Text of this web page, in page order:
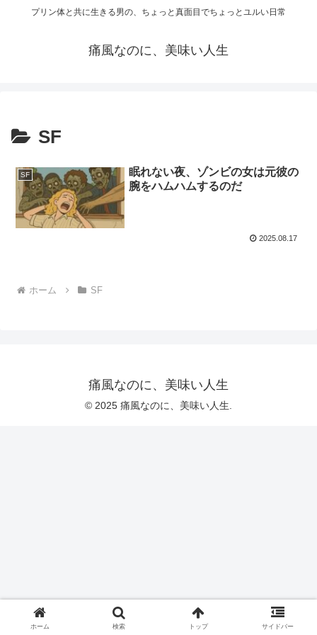
プリン体と共に生きる男の、ちょっと真面目でちょっとユルい日常
痛風なのに、美味い人生
SF
SF
眠れない夜、ゾンビの女は元彼の
腕をハムハムするのだ
2025.08.17
ホーム SF
痛風なのに、美味い人生
© 2025 痛風なのに、美味い人生.
ホーム 検索 トップ サイドバー